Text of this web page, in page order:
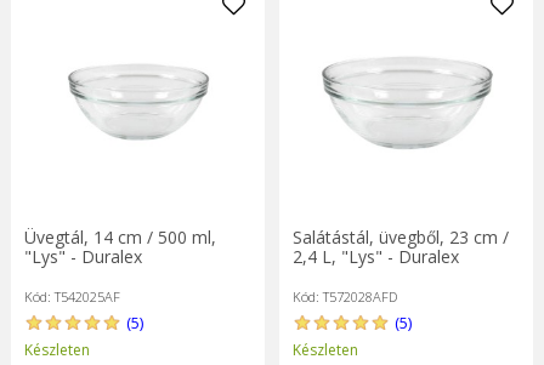
Üvegtál, 14 cm / 500 ml,
"Lys" - Duralex
Kód: T542025AF
(5)
Készleten
Salátástál, üvegből, 23 cm /
2,4 L, "Lys" - Duralex
Kód: T572028AFD
(5)
Készleten